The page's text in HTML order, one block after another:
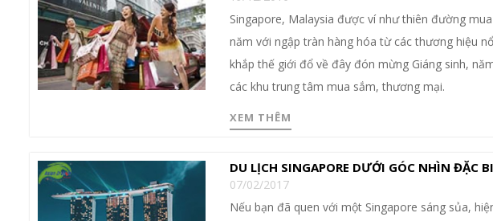
Singapore, Malaysia được ví như thiên đường
năm với ngập tràn hàng hóa từ các thương hiệu
khắp thế giới đổ về đây đón mừng Giáng sinh,
các khu trung tâm mua sắm, thương mại.
XEM THÊM
DU LỊCH SINGAPORE DƯỚI GÓC NHÌN ĐẶC
07/02/2017
Nếu bạn đã quen với một Singapore sáng sủa,